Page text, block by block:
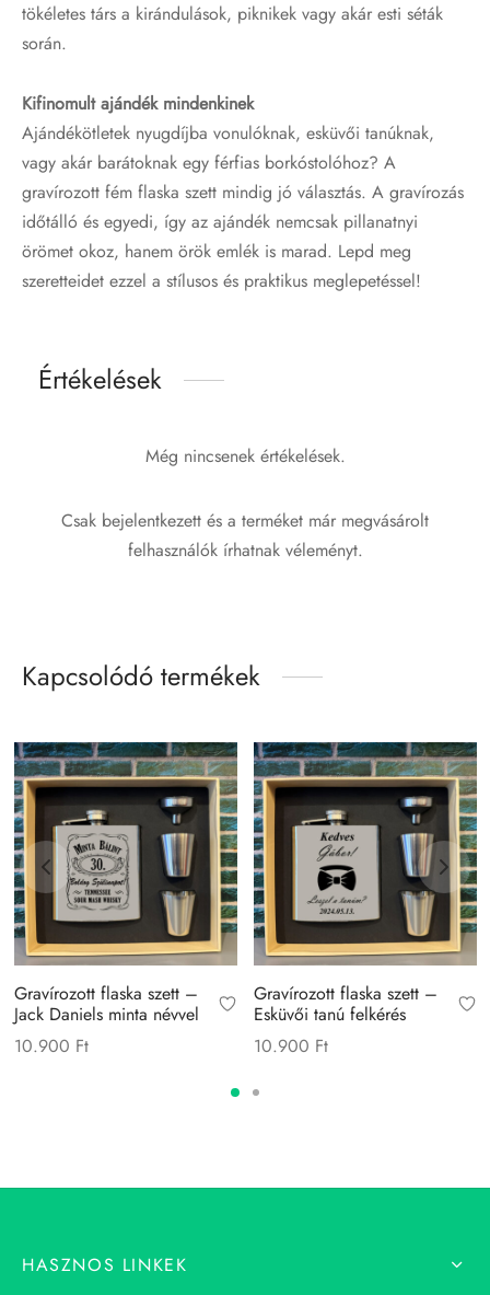
tökéletes társ a kirándulások, piknikek vagy akár esti séták
során.
Kifinomult ajándék mindenkinek
Ajándékötletek nyugdíjba vonulóknak, esküvői tanúknak,
vagy akár barátoknak egy férfias borkóstolóhoz? A
gravírozott fém flaska szett mindig jó választás. A gravírozás
időtálló és egyedi, így az ajándék nemcsak pillanatnyi
örömet okoz, hanem örök emlék is marad. Lepd meg
szeretteidet ezzel a stílusos és praktikus meglepetéssel!
Értékelések
Még nincsenek értékelések.
Csak bejelentkezett és a terméket már megvásárolt
felhasználók írhatnak véleményt.
Kapcsolódó termékek
Gravírozott flaska szett –
Jack Daniels minta névvel
10.900 Ft
Gravírozott flaska szett –
Esküvői tanú felkérés
10.900 Ft
HASZNOS LINKEK